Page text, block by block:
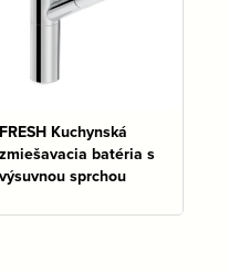
FRESH Kuchynská
zmiešavacia batéria s
výsuvnou sprchou